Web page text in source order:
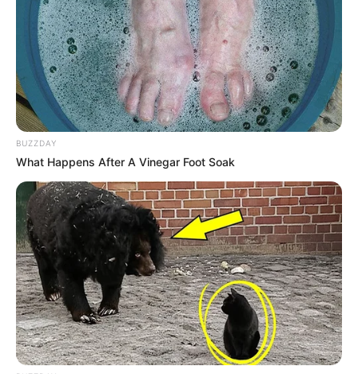
Denúncia anônima leva MP a investigar
prefeito por irregularidades.
DESTAQUES DO MÊS
Prefeitura realiza a maior entrega de
motocicletas aos Agentes de Saúde da
Agente de Saúde é indiciada por falsificar
visitas que nunca aconteceram.
Terceiro lote da restituição do IR paga R$
4,61 bilhões para 2,7 milhões de
contribuintes.
Motos e bicicletas para ACS e ACE: veja o
passo a passo para conseguir o benefício.
BUZZDAY
What Happens After A Vinegar Foot Soak